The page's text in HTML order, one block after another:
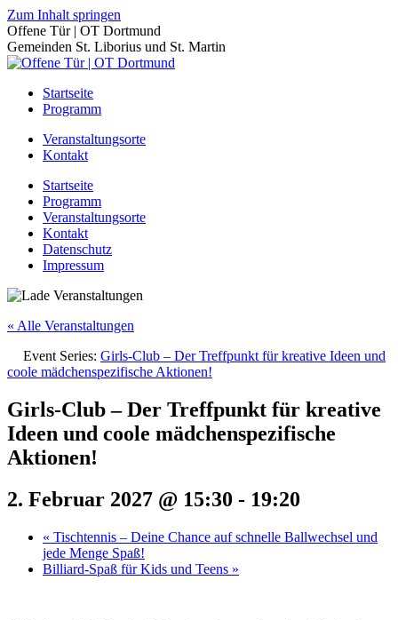
Zum Inhalt springen
Offene Tür | OT Dortmund
Gemeinden St. Liborius und St. Martin
Startseite
Programm
Veranstaltungsorte
Kontakt
Startseite
Programm
Veranstaltungsorte
Kontakt
Datenschutz
Impressum
« Alle Veranstaltungen
Event Series: Girls-Club – Der Treffpunkt für kreative Ideen und
coole mädchenspezifische Aktionen!
Girls-Club – Der Treffpunkt für kreative
Ideen und coole mädchenspezifische
Aktionen!
2. Februar 2027 @ 15:30 - 19:20
« Tischtennis – Deine Chance auf schnelle Ballwechsel und
jede Menge Spaß!
Billiard-Spaß für Kids und Teens »